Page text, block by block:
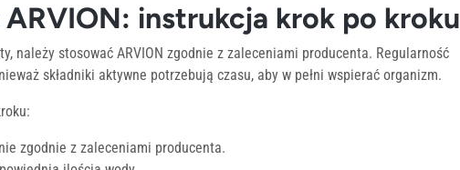
instrukcja krok po kroku
należy stosować ARVION zgodnie z zaleceniami producenta. Regularność
składniki aktywne potrzebują czasu, aby w pełni wspierać organizm.
zgodnie z zaleceniami producenta.